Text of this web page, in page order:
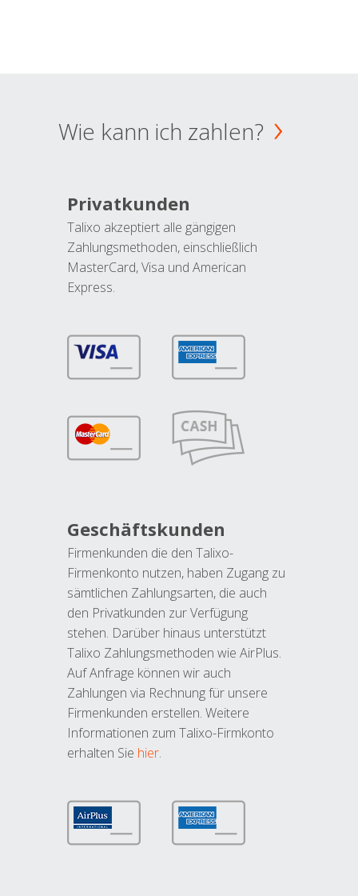
Wie kann ich zahlen?
Privatkunden
Talixo akzeptiert alle gängigen
Zahlungsmethoden, einschließlich
MasterCard, Visa und American
Express.
Geschäftskunden
Firmenkunden die den Talixo-
Firmenkonto nutzen, haben Zugang zu
sämtlichen Zahlungsarten, die auch
den Privatkunden zur Verfügung
stehen. Darüber hinaus unterstützt
Talixo Zahlungsmethoden wie AirPlus.
Auf Anfrage können wir auch
Zahlungen via Rechnung für unsere
Firmenkunden erstellen. Weitere
Informationen zum Talixo-Firmkonto
erhalten Sie hier.